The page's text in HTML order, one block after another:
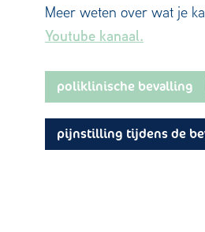
Meer weten over wat je
Youtube kanaal.
poliklinische bevalling
pijnstilling tijdens de